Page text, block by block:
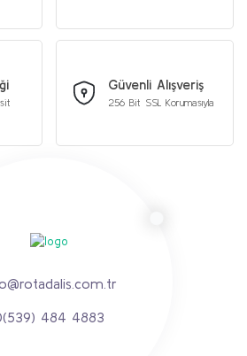
Güvenli Alışveriş
256 Bit SSL Korumasıyla
484 4883